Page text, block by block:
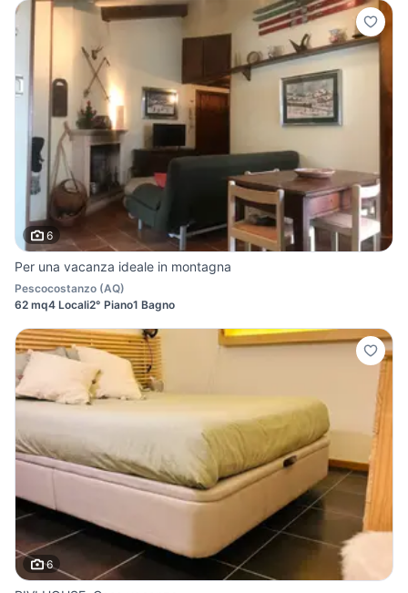
6
Per una vacanza ideale in montagna
Pescocostanzo (AQ)
62 mq4 Locali2° Piano1 Bagno
6